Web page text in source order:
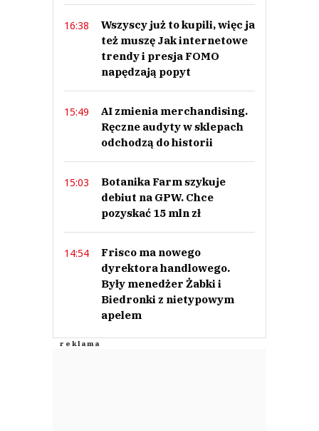
16:38
Wszyscy już to kupili, więc ja
też muszę Jak internetowe
trendy i presja FOMO
napędzają popyt
15:49
AI zmienia merchandising.
Ręczne audyty w sklepach
odchodzą do historii
15:03
Botanika Farm szykuje
debiut na GPW. Chce
pozyskać 15 mln zł
14:54
Frisco ma nowego
dyrektora handlowego.
Były menedżer Żabki i
Biedronki z nietypowym
apelem